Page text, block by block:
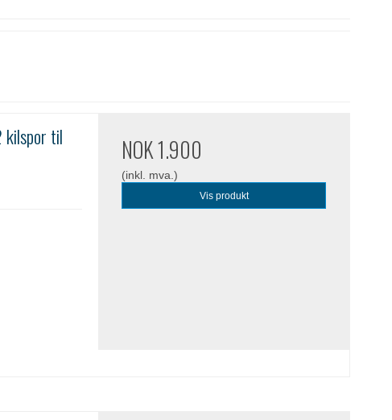
kilspor til
NOK 1.900
(inkl. mva.)
Vis produkt